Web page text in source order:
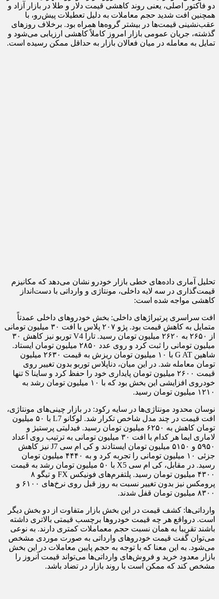
دو فاکتور اصلی، یعنی روند کاهشی قیمت دلار و طلا در بازار آزاد و
همچنین افت شدید حجم معاملات به دلیل تعطیلات پیش‌رو، با
عقب‌نشینی قیمت‌ها در بیشتر گروه‌ها همراه بود. برخلاف روزهای
گذشته، جریان عمومی بازار امروز کاملاً کاهشی ارزیابی می‌شود و
تمایل به معامله در میان فعالان بازار به حداقل ممکن رسیده است.
تحلیل آماری داده‌های خطی بازار خودرو نشان می‌دهد که مکانیزم
قیمت‌گذاری در سه لایه داخلی، مونتاژی و وارداتی با دست‌انداز
کاهشی مواجه شده است:
افت سراسری پرتیراژهای داخلی: بخش خودروهای داخلی عمدتاً
متمایل به کاهش قیمت بود. پژو ۲۰۷ پلاس با افت ۳۰ میلیون تومانی
از ۲۶۵۰ به ۲۶۲۰ میلیون تومان رسید. تارا V4 توربو نیز کاهش ۳۰
میلیون تومانی را ثبت کرد و روی عدد ۲۸۵۰ میلیون تومان ایستاد.
شاهین G AT با ۱۰ میلیون تومان ریزش به قیمت ۲۶۳۰ میلیون
تومان معامله شد. در این میان، دناپلاس توربو بدون تغییر روی
قیمت ۲۶۰۰ میلیون تومان پایداری خود را حفظ کرد و ساینا S تنها
خودروی افزایشی این بخش بود که با ۱۰ میلیون تومان رشد به
۱۲۱۰ میلیون تومان رسید.
نوسان محدود مونتاژی‌ها در سایه رکود: در بازار چینی‌های مونتاژی،
افت قیمت در چند مدل شاخص تکرار شد. لوکانو L7 با ۵۰ میلیون
تومان کاهش به ۶۲۵۰ میلیون تومان رسید. فیدلیتی پرستیژ و
لاماری ایما هر کدام با افت ۳۰ میلیون تومانی به ترتیب روی اعداد
۵۹۵۰ و ۵۱۵۰ میلیون تومان ایستادند و کی ام سی J7 نیز کاهش
جزئی ۱۰ میلیون تومانی را تجربه کرد و به ۴۴۴۰ میلیون تومان
رسید. در مقابل، کی ام سی X5 با ۵۰ میلیون تومان رشد به قیمت
۴۳۰۰ میلیون تومان رسید. پلتفرم‌های فونیکس FX و تیگو ۸
پرومکس نیز بدون تغییر نسبت به روز قبل روی نرخ‌های ۶۱۰۰ و
۸۳۰۰ میلیون تومان قفل شدند.
وارداتی‌ها: کشف قیمت در این بخش بازار متفاوت از دو بخش دیگر
است. درواقع هر چه قیمت خودروها برچسب قیمتی بالاتری داشته
باشند تقریبا به همان نسبت حجم معماملات کمتری دارند. به نوعی
می‌توان گفت قیمت خودروهای وارداتی به صورت موردی مشخص
می‌شود. به این معنا که با توجه به حجم پایین معاملات در این بخش
بازار معدود خرید و فروش‌های وارداتی‌ها می‌تواند قیمت آنروز را
مشخص کند که ممکن است با روند بازار در تضاد باشد.